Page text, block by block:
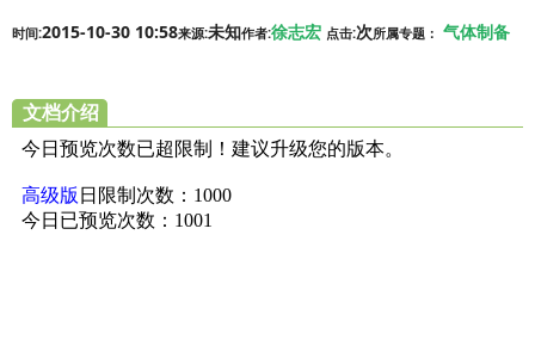
时间:2015-10-30 10:58来源:未知作者:徐志宏 点击:次所属专题： 气体制备
文档介绍